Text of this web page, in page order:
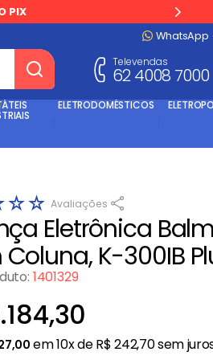
PIX
WhatsApp
Televendas
62 4008 7000
ELETRODOMÉSTICOS
☆☆
Eletrônica
K-300IB
: 1401329
.184,30
,00 em10x deR$ 242,70sem